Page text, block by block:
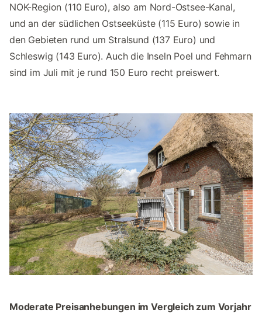
NOK-Region (110 Euro), also am Nord-Ostsee-Kanal,
und an der südlichen Ostseeküste (115 Euro) sowie in
den Gebieten rund um Stralsund (137 Euro) und
Schleswig (143 Euro). Auch die Inseln Poel und Fehmarn
sind im Juli mit je rund 150 Euro recht preiswert.
Moderate Preisanhebungen im Vergleich zum Vorjahr